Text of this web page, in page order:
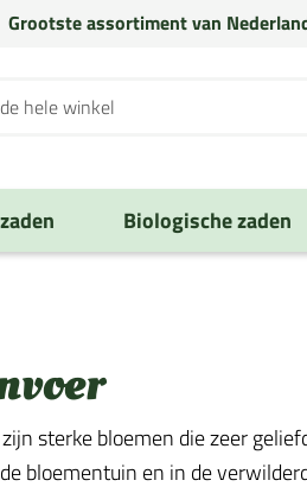
Grootste assortiment van
Biologische zaden
sterke bloemen die zeer
bloementuin en in de